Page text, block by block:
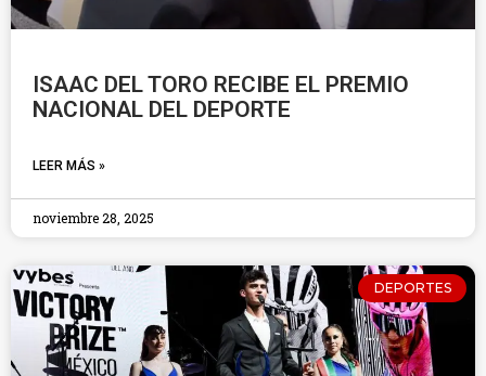
ISAAC DEL TORO RECIBE EL PREMIO
NACIONAL DEL DEPORTE
LEER MÁS »
noviembre 28, 2025
DEPORTES